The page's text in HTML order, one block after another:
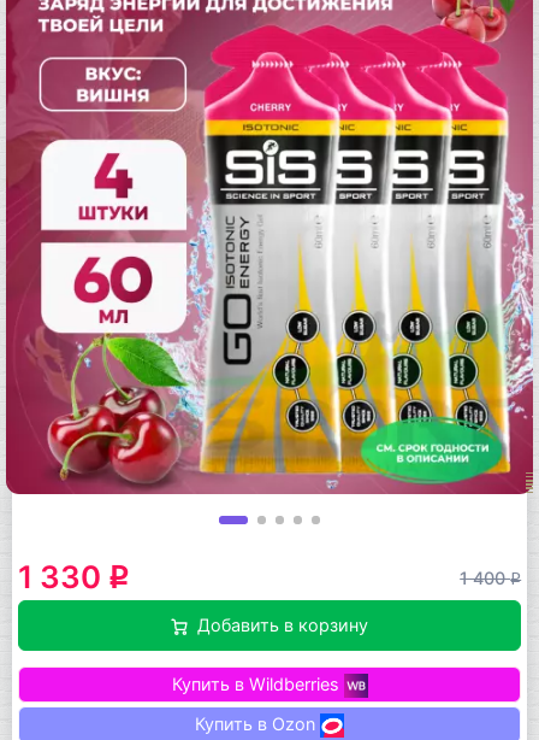
1 330 q 1 400q
Добавить в корзину
Купить в Wildberries
Купить в Ozon